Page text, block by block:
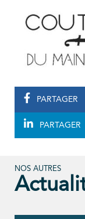
PARTAGER
PARTAGER
NOS AUTRES